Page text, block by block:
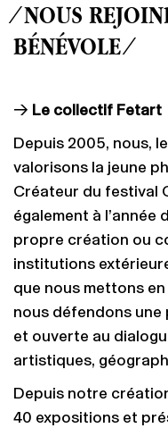
⁄ NOUS
BÉNÉVOLE ⁄
→ Le collectif Fetart
Depuis 2005, nous,
valorisons la jeune
Créateur du festival
également à
propre création ou
institutions
que nous mettons
nous défendons
et ouverte au
artistiques,
Depuis notre
40 expositions et